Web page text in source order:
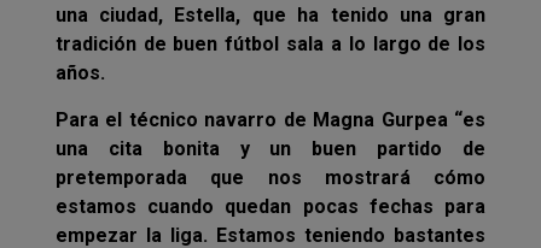
una ciudad, Estella, que ha tenido una gran
tradición de buen fútbol sala a lo largo de los
años.
Para el técnico navarro de Magna Gurpea “es
una cita bonita y un buen partido de
pretemporada que nos mostrará cómo
estamos cuando quedan pocas fechas para
empezar la liga. Estamos teniendo bastantes